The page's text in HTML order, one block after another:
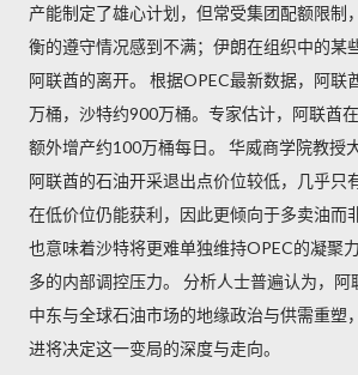
产能制定了雄心计划，但常受集团配额限制
衡的遵守情况感到不满；伊朗在组织中的某
阿联酋的离开。 根据OPEC最新数据，阿联
万桶，沙特约900万桶。专家估计，阿联酋
额外增产约100万桶每日。 华威商学院教授
阿联酋的石油开采退出点价位较低，几乎只
在低价位仍能获利，因此更倾向于多卖油而
也意味着沙特将更难单独维持OPEC的凝聚
多的内部调控压力。 分析人士普遍认为，阿
中东与全球石油市场的地缘政治与供需重塑
进将决定这一变局的深度与走向。